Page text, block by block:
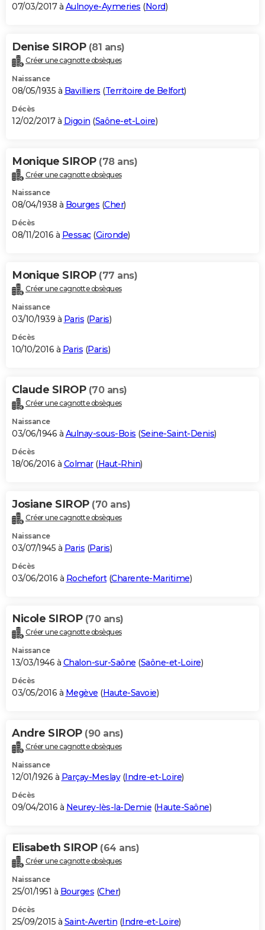
07/03/2017 à Aulnoye-Aymeries (Nord)
Denise SIROP (81 ans)
Créer une cagnotte obsèques
Naissance
08/05/1935 à Bavilliers (Territoire de Belfort)
Décès
12/02/2017 à Digoin (Saône-et-Loire)
Monique SIROP (78 ans)
Créer une cagnotte obsèques
Naissance
08/04/1938 à Bourges (Cher)
Décès
08/11/2016 à Pessac(Gironde)
Monique SIROP (77 ans)
Créer une cagnotte obsèques
Naissance
03/10/1939 à Paris (Paris)
Décès
10/10/2016 à Paris (Paris)
Claude SIROP (70 ans)
Créer une cagnotte obsèques
Naissance
03/06/1946 à Aulnay-sous-Bois (Seine-Saint-Denis)
Décès
18/06/2016 à Colmar(Haut-Rhin)
Josiane SIROP (70 ans)
Créer une cagnotte obsèques
Naissance
03/07/1945 à Paris (Paris)
Décès
03/06/2016 à Rochefort(Charente-Maritime)
Nicole SIROP (70 ans)
Créer une cagnotte obsèques
Naissance
13/03/1946 à Chalon-sur-Saône (Saône-et-Loire)
Décès
03/05/2016 à Megève (Haute-Savoie)
Andre SIROP (90 ans)
Créer une cagnotte obsèques
Naissance
12/01/1926 à Parçay-Meslay(Indre-et-Loire)
Décès
09/04/2016 à Neurey-lès-la-Demie (Haute-Saône)
Elisabeth SIROP (64 ans)
Créer une cagnotte obsèques
Naissance
25/01/1951 à Bourges (Cher)
Décès
25/09/2015 à Saint-Avertin (Indre-et-Loire)